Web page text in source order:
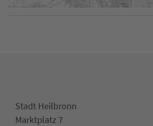
Stadt Heilbronn
Marktplatz 7